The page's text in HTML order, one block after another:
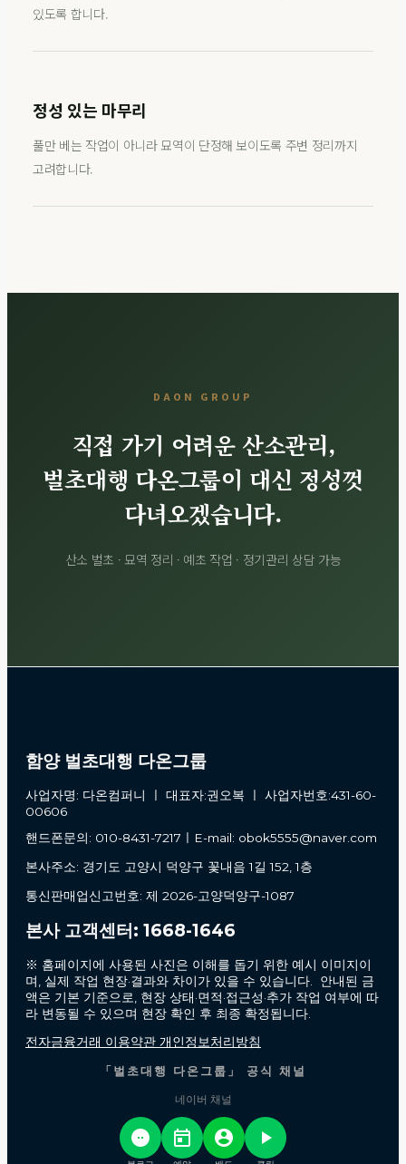
있도록 합니다.
정성 있는 마무리
풀만 베는 작업이 아니라 묘역이 단정해 보이도록 주변 정리까지
고려합니다.
DAON GROUP
직접 가기 어려운 산소관리,
벌초대행 다온그룹이 대신 정성껏
다녀오겠습니다.
산소 벌초 · 묘역 정리 · 예초 작업 · 정기관리 상담 가능
함양 벌초대행 다온그룹
사업자명: 다온컴퍼니 ㅣ 대표자:권오복 ㅣ 사업자번호:431-60-
00606
핸드폰문의: 010-8431-7217ㅣE-mail: obok5555@naver.com
본사주소: 경기도 고양시 덕양구 꽃내음 1길 152, 1층
통신판매업신고번호: 제 2026-고양덕양구-1087
본사 고객센터: 1668-1646
※ 홈페이지에 사용된 사진은 이해를 돕기 위한 예시 이미지이
며, 실제 작업 현장·결과와 차이가 있을 수 있습니다. 안내된 금
액은 기본 기준으로, 현장 상태·면적·접근성·추가 작업 여부에 따
라 변동될 수 있으며 현장 확인 후 최종 확정됩니다.
전자금융거래 이용약관 개인정보처리방침
「벌초대행 다온그룹」 공식 채널
네이버 채널